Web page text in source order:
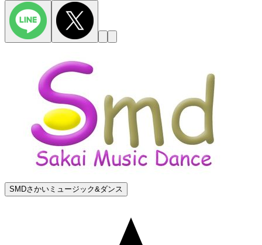
SMDさかいミュージック&ダンス